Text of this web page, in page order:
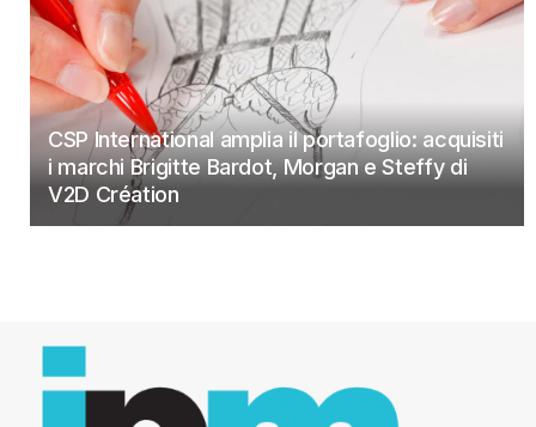
CSP International amplia il portafoglio: acquisiti
i marchi Brigitte Bardot, Morgan e Steffy di
V2D Création